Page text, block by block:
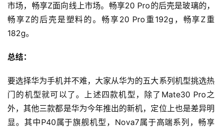
市场，畅享Z面向线上市场。畅享20 Pro的后壳是玻璃的，
畅享Z的后壳是塑料的。畅享20 Pro重192g，畅享Z重
182g。
总结：
要选择华为手机并不难，大家从华为的五大系列机型挑选热
门的机型就可以了。上述四款机型，除了Mate30 Pro之
外，其他三款都是华为今年推出的新机，定位上也是差异明
显。其中P40属于旗舰机型，Nova7属于高端系列，畅享